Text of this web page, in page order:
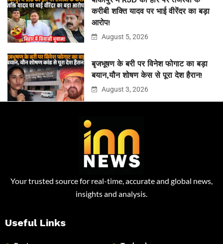
करीबी शक्ति यादव पर भाई वीरेंदर का बड़ा
आरोप!
August 5, 2026
बृजभूषण के बरी पर विनेश फोगाट का बड़ा
बयान,यौन शोषण केस से पूरा देश हैरान!
August 3, 2026
Your trusted source for real-time, accurate and global news,
insights and analysis.
Useful Links